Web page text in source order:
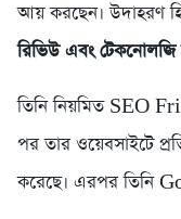
আয় করছেন। উদাহরণ
রিভিউ এবং টেকনোলজি
তিনি নিয়মিত SEO
পর তার ওয়েবসাইটে
করেছে। এরপর তিনি